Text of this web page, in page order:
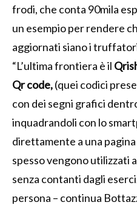
frodi, che conta 90mila
un esempio per rendere
aggiornati siano i
“L’ultima frontiera è il
Qr code,(quei codici
con dei segni grafici
inquadrandoli con lo
direttamente a una
spesso vengono utilizzati
senza contanti dagli
persona – continua